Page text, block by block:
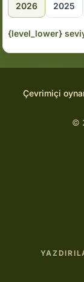
2026 2025
{level_lower}
Çevrimiçi
©